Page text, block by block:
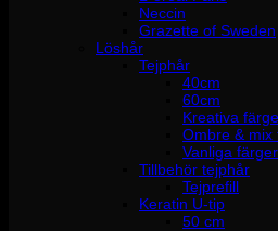
Neccin
Grazette of Sweden
Löshår
Tejphår
40cm
60cm
Kreativa
Ombre & mix
Vanliga
Tillbehör tejphår
Tejprefill
Keratin U-tip
50 cm